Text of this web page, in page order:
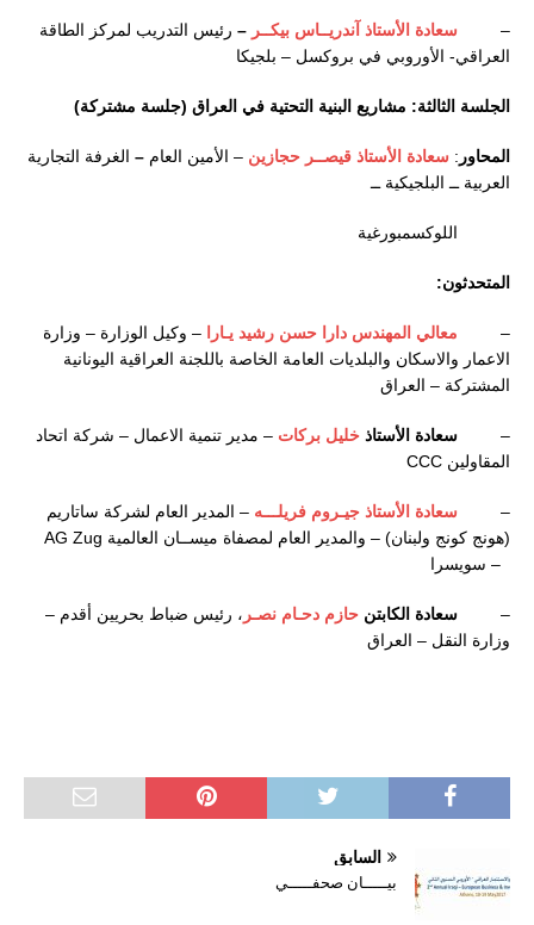
– سعادة الأستاذ آندريــاس بيكــر – رئيس التدريب لمركز الطاقة
العراقي- الأوروبي في بروكسل – بلجيكا
الجلسة الثالثة: مشاريع البنية التحتية في العراق (جلسة مشتركة)
المحاور : سعادة الأستاذ قيصــر حجازين – الأمين العام – الغرفة التجارية
العربية ــ البلجيكية ــ
اللوكسمبورغية
المتحدثون:
– معالي المهندس دارا حسن رشيد يـارا – وكيل الوزارة – وزارة
الاعمار والاسكان والبلديات العامة الخاصة باللجنة العراقية اليونانية
المشتركة – العراق
– سعادة الأستاذ خليل بركات – مدير تنمية الاعمال – شركة اتحاد
المقاولين CCC
– سعادة الأستاذ جيـروم فريلـــه – المدير العام لشركة ساتاريم
(هونج كونج ولبنان) – والمدير العام لمصفاة ميســان العالمية AG Zug
– سويسرا
– سعادة الكابتن حازم دحـام نصـر ، رئيس ضباط بحريين أقدم –
وزارة النقل – العراق
السابق
بيـــــان صحفـــــي